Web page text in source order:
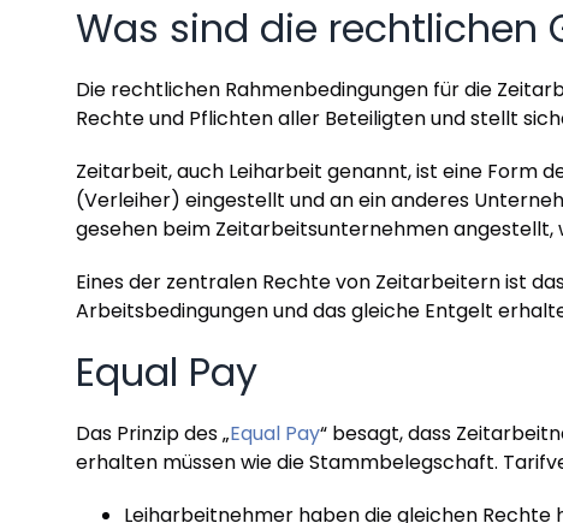
Was sind die rechtlichen
Die rechtlichen Rahmenbedingungen für die
Rechte und Pflichten aller Beteiligten und stellt
Zeitarbeit, auch Leiharbeit genannt, ist eine Form
(Verleiher) eingestellt und an ein anderes
gesehen beim Zeitarbeitsunternehmen
Eines der zentralen Rechte von Zeitarbeitern ist
Arbeitsbedingungen und das gleiche Entgelt
Equal Pay
Das Prinzip des „Equal Pay“ besagt, dass
erhalten müssen wie die Stammbelegschaft.
Leiharbeitnehmer haben die gleichen Rechte